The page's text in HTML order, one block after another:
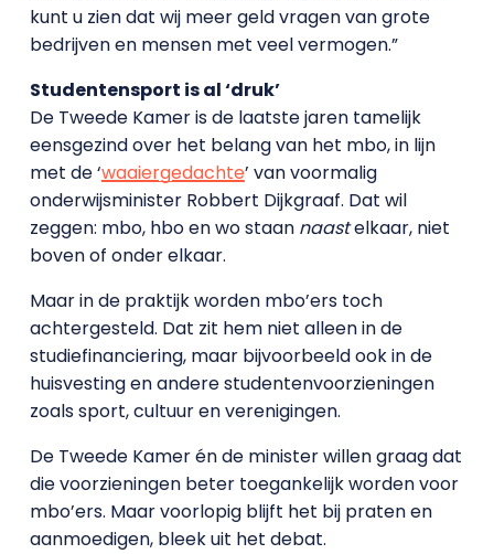
kunt u zien dat wij meer geld vragen van grote
bedrijven en mensen met veel vermogen.”
Studentensport is al ‘druk’
De Tweede Kamer is de laatste jaren tamelijk
eensgezind over het belang van het mbo, in lijn
met de ‘waaiergedachte’ van voormalig
onderwijsminister Robbert Dijkgraaf. Dat wil
zeggen: mbo, hbo en wo staan naastelkaar, niet
boven of onder elkaar.
Maar in de praktijk worden mbo’ers toch
achtergesteld. Dat zit hem niet alleen in de
studiefinanciering, maar bijvoorbeeld ook in de
huisvesting en andere studentenvoorzieningen
zoals sport, cultuur en verenigingen.
De Tweede Kamer én de minister willen graag dat
die voorzieningen beter toegankelijk worden voor
mbo’ers. Maar voorlopig blijft het bij praten en
aanmoedigen, bleek uit het debat.